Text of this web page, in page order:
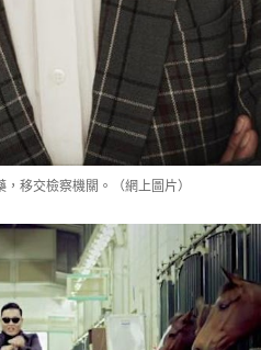
移交檢察機關。（網上圖片）